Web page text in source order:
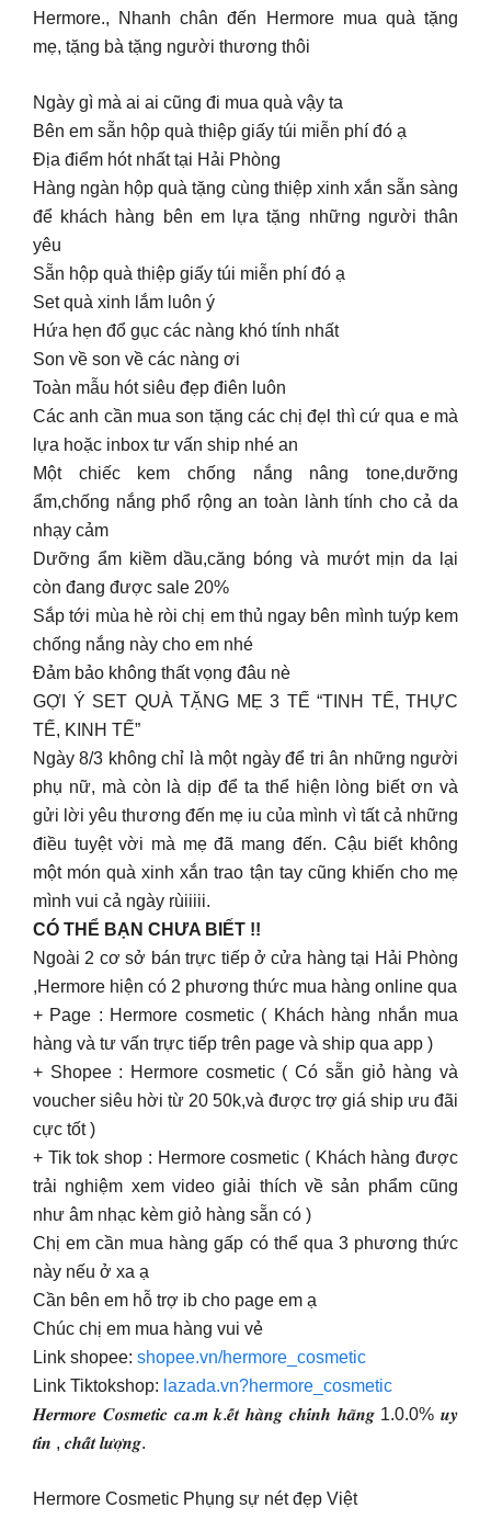
Hermore., Nhanh chân đến Hermore mua quà tặng
mẹ, tặng bà tặng người thương thôi
Ngày gì mà ai ai cũng đi mua quà vậy ta
Bên em sẵn hộp quà thiệp giấy túi miễn phí đó ạ
Địa điểm hót nhất tại Hải Phòng
Hàng ngàn hộp quà tặng cùng thiệp xinh xắn sẵn sàng
để khách hàng bên em lựa tặng những người thân
yêu
Sẵn hộp quà thiệp giấy túi miễn phí đó ạ
Set quà xinh lắm luôn ý
Hứa hẹn đổ gục các nàng khó tính nhất
Son về son về các nàng ơi
Toàn mẫu hót siêu đẹp điên luôn
Các anh cần mua son tặng các chị đẹl thì cứ qua e mà
lựa hoặc inbox tư vấn ship nhé an
Một chiếc kem chống nắng nâng tone,dưỡng
ẩm,chống nắng phổ rộng an toàn lành tính cho cả da
nhạy cảm
Dưỡng ẩm kiềm dầu,căng bóng và mướt mịn da lại
còn đang được sale 20%
Sắp tới mùa hè ròi chị em thủ ngay bên mình tuýp kem
chống nắng này cho em nhé
Đảm bảo không thất vọng đâu nè
GỢI Ý SET QUÀ TẶNG MẸ 3 TẾ “TINH TẾ, THỰC
TẾ, KINH TẾ”
Ngày 8/3 không chỉ là một ngày để tri ân những người
phụ nữ, mà còn là dịp để ta thể hiện lòng biết ơn và
gửi lời yêu thương đến mẹ iu của mình vì tất cả những
điều tuyệt vời mà mẹ đã mang đến. Cậu biết không
một món quà xinh xắn trao tận tay cũng khiến cho mẹ
mình vui cả ngày rùiiiii.
CÓ THỂ BẠN CHƯA BIẾT !!
Ngoài 2 cơ sở bán trực tiếp ở cửa hàng tại Hải Phòng
,Hermore hiện có 2 phương thức mua hàng online qua
+ Page : Hermore cosmetic ( Khách hàng nhắn mua
hàng và tư vấn trực tiếp trên page và ship qua app )
+ Shopee : Hermore cosmetic ( Có sẵn giỏ hàng và
voucher siêu hời từ 20 50k,và được trợ giá ship ưu đãi
cực tốt )
+ Tik tok shop : Hermore cosmetic ( Khách hàng được
trải nghiệm xem video giải thích về sản phẩm cũng
như âm nhạc kèm giỏ hàng sẵn có )
Chị em cần mua hàng gấp có thể qua 3 phương thức
này nếu ở xa ạ
Cần bên em hỗ trợ ib cho page em ạ
Chúc chị em mua hàng vui vẻ
Link shopee: shopee.vn/hermore_cosmetic
Link Tiktokshop: lazada.vn?hermore_cosmetic
𝑯𝒆𝒓𝒎𝒐𝒓𝒆 𝑪𝒐𝒔𝒎𝒆𝒕𝒊𝒄 𝒄𝒂.𝒎 𝒌.𝒆̂́𝒕 𝒉𝒂̀𝒏𝒈 𝒄𝒉𝒊́𝒏𝒉 𝒉𝒂̃𝒏𝒈 1.0.0% 𝒖𝒚
𝒕𝒊́𝒏 , 𝒄𝒉𝒂̂́𝒕 𝒍𝒖̛𝒐̛̣𝒏𝒈.
Hermore Cosmetic Phụng sự nét đẹp Việt